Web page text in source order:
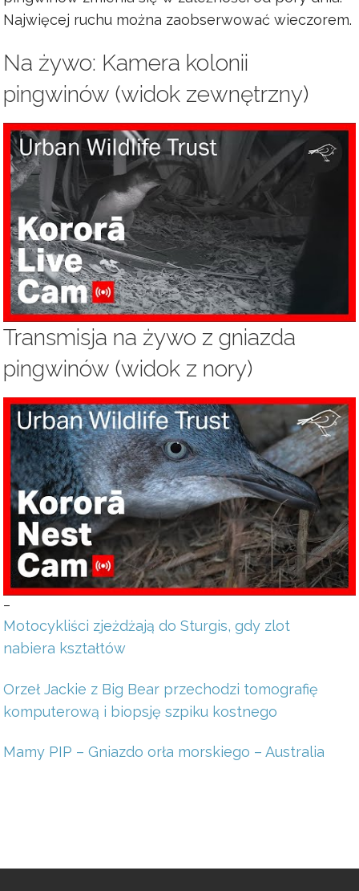
Najwięcej ruchu można zaobserwować wieczorem.
Na żywo: Kamera kolonii
pingwinów (widok zewnętrzny)
Transmisja na żywo z gniazda
pingwinów (widok z nory)
–
Motocykliści zjeżdżają do Sturgis, gdy zlot
nabiera kształtów
Orzeł Jackie z Big Bear przechodzi tomografię
komputerową i biopsję szpiku kostnego
Mamy PIP – Gniazdo orła morskiego – Australia